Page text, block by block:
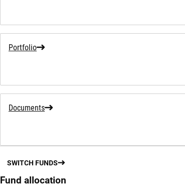
Portfolio
Documents
SWITCH FUNDS
Fund allocation